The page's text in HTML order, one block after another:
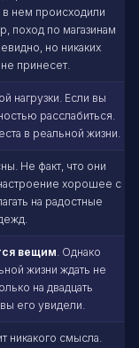
нем происходили
поход по магазинам
но никаких
принесет.
нагрузки. Если вы
расслабиться.
в реальной жизни.
Не факт, что они
хорошее с
на радостные
вещим. Однако
жизни ждать не
на двадцать
его увидели.
никакого смысла.